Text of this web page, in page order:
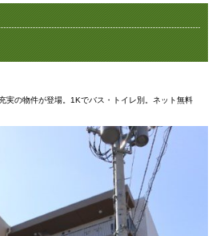
実の物件が登場。1Kでバス・トイレ別。ネット無料